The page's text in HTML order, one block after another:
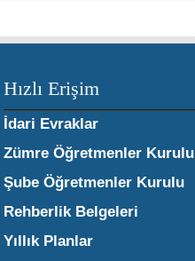
Hızlı Erişim
İdari Evraklar
Zümre Öğretmenler Kurulu
Şube Öğretmenler Kurulu
Rehberlik Belgeleri
Yıllık Planlar